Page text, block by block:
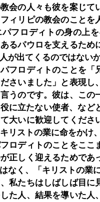
会の人々も彼を案じ
ィリピの教会のこと
パフロディトの身の上
るパウロを支えるた
が出てくるのではない
フロディトのことを
ださいました」と表現
うのです。彼は、こ
に立たない使者、な
大いに歓迎してくだ
リストの業に命をかけ
ロディトのことをここ
正しく迎えるためで
なく、「キリストの業
私たちはしばしば目
た人、結果を導いた